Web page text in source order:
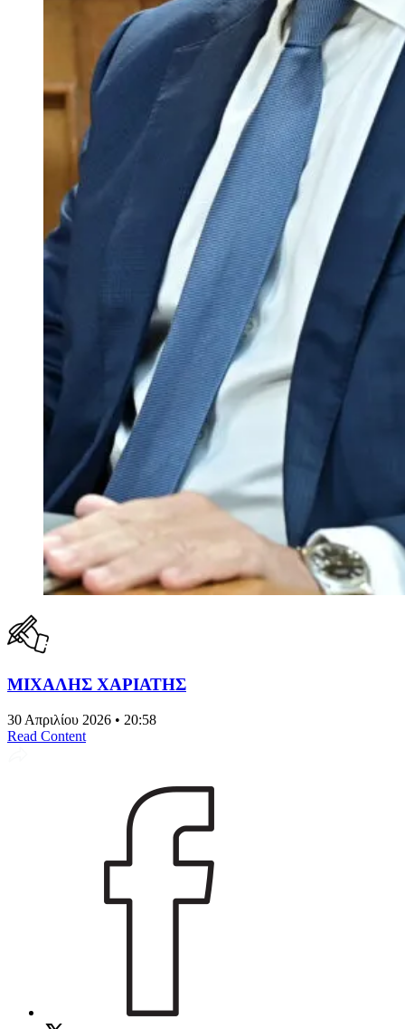
ΜΙΧΑΛΗΣ ΧΑΡΙΑΤΗΣ
30 Απριλίου 2026 • 20:58
Read Content